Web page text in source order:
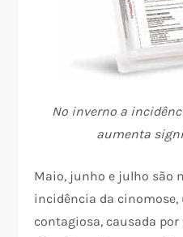
No inverno a
aumenta
Maio, junho e julho são
incidência da cinomose,
contagiosa, causada